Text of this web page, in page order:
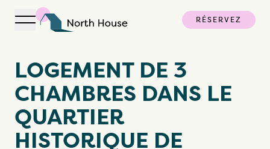
Ouvrir la navigation
RÉSERVEZ
LOGEMENT DE 3
CHAMBRES DANS LE
QUARTIER
HISTORIQUE DE